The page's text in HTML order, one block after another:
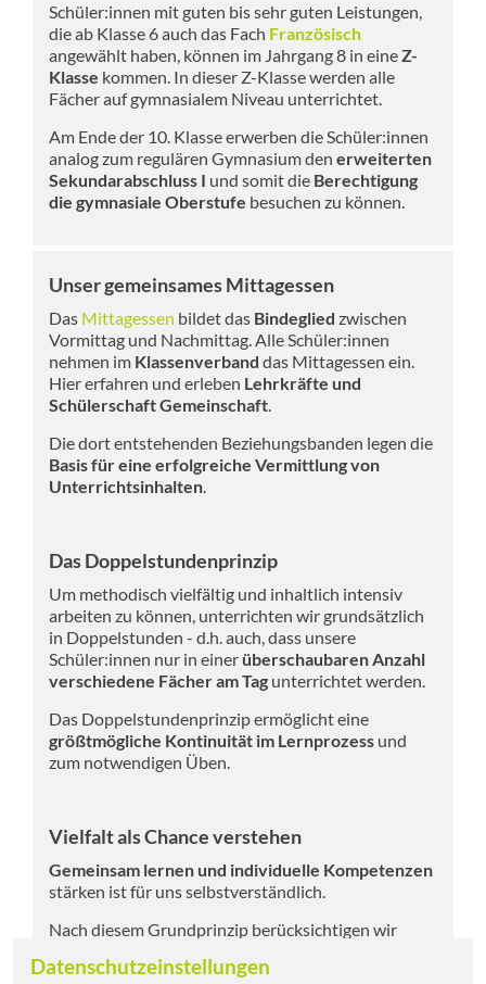
Schüler:innen mit guten bis sehr guten Leistungen,
die ab Klasse 6 auch das Fach Französisch
angewählt haben, können im Jahrgang 8 in eineZ-
Klasse kommen. In dieser Z-Klasse werden alle
Fächer auf gymnasialem Niveau unterrichtet.
Am Ende der 10. Klasse erwerben die Schüler:innen
analog zum regulären Gymnasium den erweiterten
Sekundarabschluss I und somit die Berechtigung
die gymnasiale Oberstufe besuchen zu können.
Unser gemeinsames Mittagessen
Das Mittagessen bildet das Bindeglied zwischen
Vormittag und Nachmittag. Alle Schüler:innen
nehmen im Klassenverband das Mittagessen ein.
Hier erfahren und erleben Lehrkräfte und
SchülerschaftGemeinschaft.
Die dort entstehenden Beziehungsbanden legen die
Basis für eine erfolgreiche Vermittlung von
Unterrichtsinhalten.
Das Doppelstundenprinzip
Um methodisch vielfältig und inhaltlich intensiv
arbeiten zu können, unterrichten wir grundsätzlich
in Doppelstunden - d.h. auch, dass unsere
Schüler:innen nur in einer überschaubaren Anzahl
verschiedene Fächer am Tag unterrichtet werden.
Das Doppelstundenprinzip ermöglicht eine
größtmögliche Kontinuität im Lernprozess und
zum notwendigen Üben.
Vielfalt als Chance verstehen
Gemeinsam lernen und individuelle Kompetenzen
stärken ist für uns selbstverständlich.
Nach diesem Grundprinzip berücksichtigen wir
Lerntypen unserer Schüler:innen und legen sehr viel
Datenschutzeinstellungen